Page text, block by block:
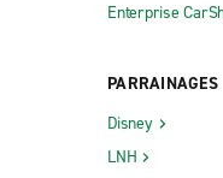
Enterprise
PARRAINAGES
Disney
LNH